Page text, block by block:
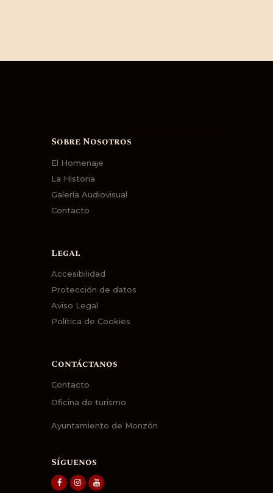
Sobre Nosotros
El Homenaje
La Historia
Galería Audiovisual
Contacto
Legal
Accesibilidad
Protección de datos
Aviso Legal
Política de Cookies
Contáctanos
Contacto
Oficina de turismo
Ayuntamiento de Monzón
Síguenos